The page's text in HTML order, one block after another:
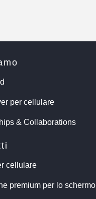
per cellulare
& Collaborations
cellulare
premium per lo schermo